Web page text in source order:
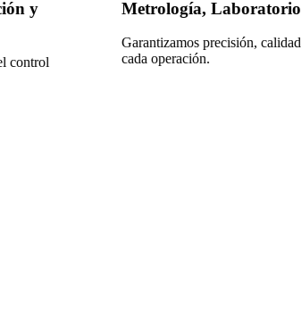
y
control
Metrología,
Garantizamos precisión,
cada operación.